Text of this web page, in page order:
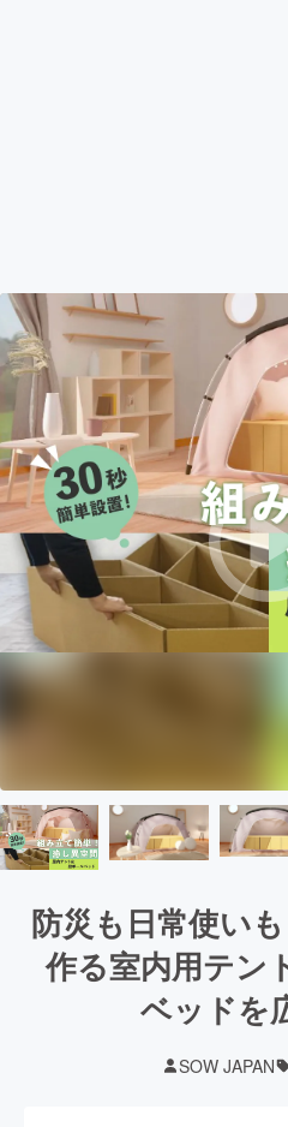
防災も日常使い
作る室内用テン
ベッドを
SOW JAPAN